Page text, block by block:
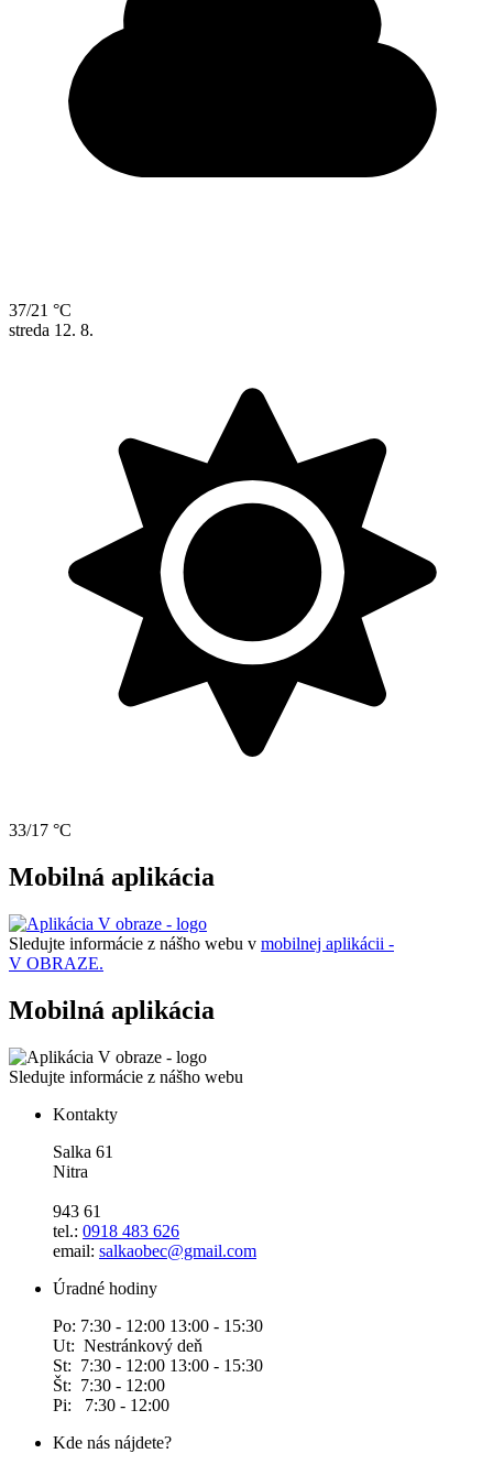
37/21 °C
streda 12. 8.
33/17 °C
Mobilná aplikácia
Sledujte informácie z nášho webu v mobilnej aplikácii -
V OBRAZE.
Mobilná aplikácia
Sledujte informácie z nášho webu
Kontakty
Salka 61
Nitra
943 61
tel.: 0918 483 626
email: salkaobec@gmail.com
Úradné hodiny
Po: 7:30 - 12:00 13:00 - 15:30
Ut: Nestránkový deň
St: 7:30 - 12:00 13:00 - 15:30
Št: 7:30 - 12:00
Pi: 7:30 - 12:00
Kde nás nájdete?